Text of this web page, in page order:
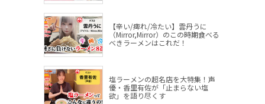
【辛い/痺れ/冷たい】雲丹うに
（Mirror,Mirror）のこの時期食べる
べきラーメンはこれだ！
塩ラーメンの超名店を大特集！声
優・香里有佐が「止まらない塩
欲」を語り尽くす